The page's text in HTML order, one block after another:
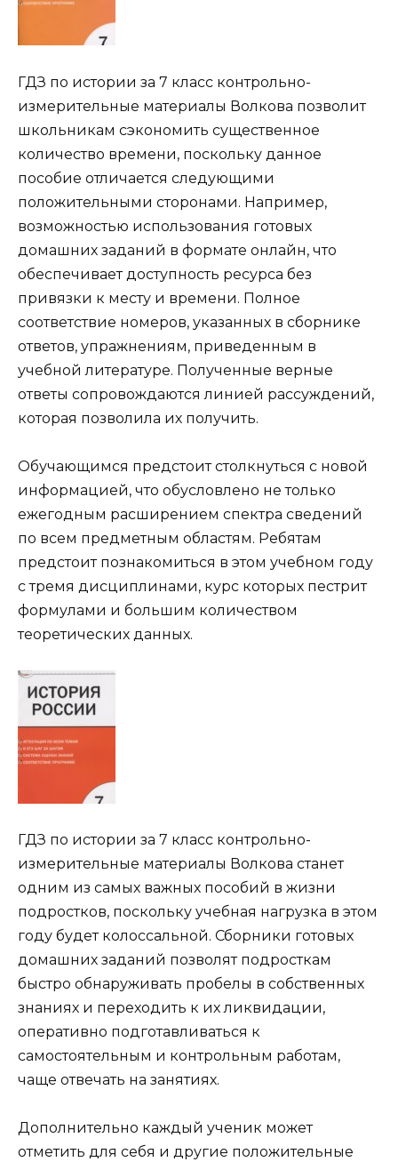
ГДЗ по истории за 7 класс контрольно-
измерительные материалы Волкова позволит
школьникам сэкономить существенное
количество времени, поскольку данное
пособие отличается следующими
положительными сторонами. Например,
возможностью использования готовых
домашних заданий в формате онлайн, что
обеспечивает доступность ресурса без
привязки к месту и времени. Полное
соответствие номеров, указанных в сборнике
ответов, упражнениям, приведенным в
учебной литературе. Полученные верные
ответы сопровождаются линией рассуждений,
которая позволила их получить.
Обучающимся предстоит столкнуться с новой
информацией, что обусловлено не только
ежегодным расширением спектра сведений
по всем предметным областям. Ребятам
предстоит познакомиться в этом учебном году
с тремя дисциплинами, курс которых пестрит
формулами и большим количеством
теоретических данных.
ГДЗ по истории за 7 класс контрольно-
измерительные материалы Волкова станет
одним из самых важных пособий в жизни
подростков, поскольку учебная нагрузка в этом
году будет колоссальной. Сборники готовых
домашних заданий позволят подросткам
быстро обнаруживать пробелы в собственных
знаниях и переходить к их ликвидации,
оперативно подготавливаться к
самостоятельным и контрольным работам,
чаще отвечать на занятиях.
Дополнительно каждый ученик может
отметить для себя и другие положительные